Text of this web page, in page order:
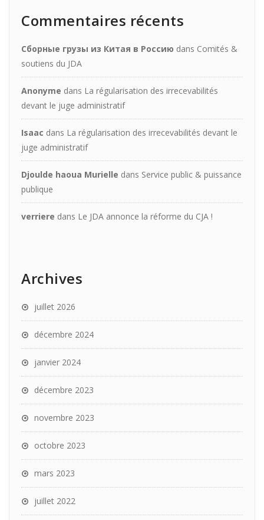
Commentaires récents
Сборные грузы из Китая в Россию dans Comités &
soutiens du JDA
Anonyme dans La régularisation des irrecevabilités
devant le juge administratif
Isaac dans La régularisation des irrecevabilités devant le
juge administratif
Djoulde haoua Murielle dans Service public & puissance
publique
verriere dans Le JDA annonce la réforme du CJA !
Archives
juillet 2026
décembre 2024
janvier 2024
décembre 2023
novembre 2023
octobre 2023
mars 2023
juillet 2022